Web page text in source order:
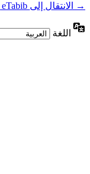
→ الانتقال إلى eTabib |
اللغة